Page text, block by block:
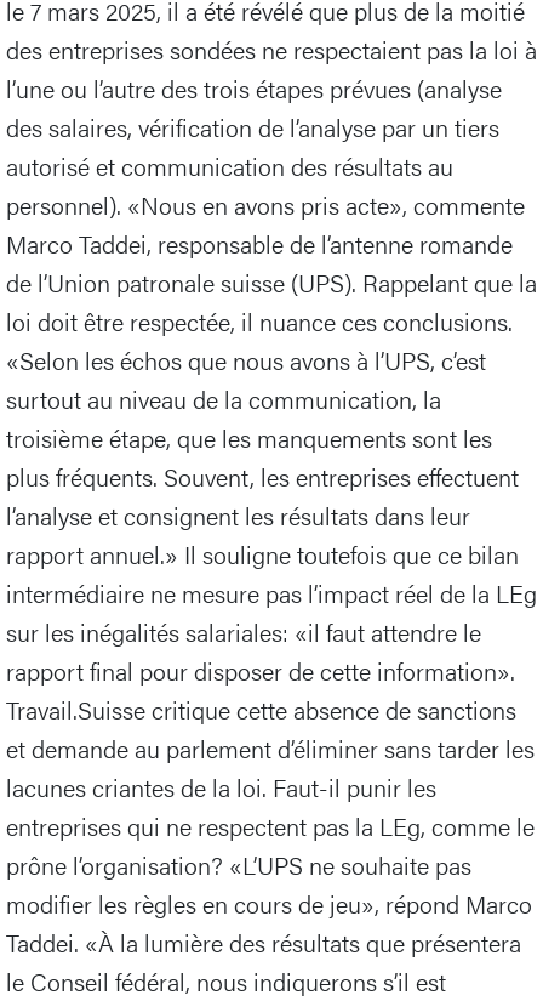
le 7 mars 2025, il a été révélé que plus de la moitié
des entreprises sondées ne respectaient pas la loi à
l’une ou l’autre des trois étapes prévues (analyse
des salaires, vérification de l’analyse par un tiers
autorisé et communication des résultats au
personnel). «Nous en avons pris acte», commente
Marco Taddei, responsable de l’antenne romande
de l’Union patronale suisse (UPS). Rappelant que la
loi doit être respectée, il nuance ces conclusions.
«Selon les échos que nous avons à l’UPS, c’est
surtout au niveau de la communication, la
troisième étape, que les manquements sont les
plus fréquents. Souvent, les entreprises effectuent
l’analyse et consignent les résultats dans leur
rapport annuel.» Il souligne toutefois que ce bilan
intermédiaire ne mesure pas l’impact réel de la LEg
sur les inégalités salariales: «il faut attendre le
rapport final pour disposer de cette information».
Travail.Suisse critique cette absence de sanctions
et demande au parlement d’éliminer sans tarder les
lacunes criantes de la loi. Faut-il punir les
entreprises qui ne respectent pas la LEg, comme le
prône l’organisation? «L’UPS ne souhaite pas
modifier les règles en cours de jeu», répond Marco
Taddei. «À la lumière des résultats que présentera
le Conseil fédéral, nous indiquerons s’il est